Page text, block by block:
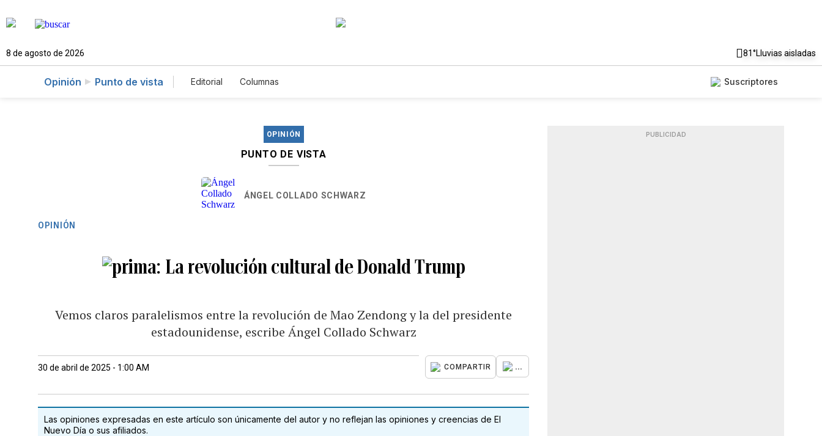
8 de agosto de 2026 81°Lluvias aisladas
Opinión Punto de vista Editorial Columnas Suscriptores
OPINIÓN
PUNTO DE VISTA
ÁNGEL COLLADO SCHWARZ
OPINIÓN
La revolución cultural de Donald Trump
Vemos claros paralelismos entre la revolución de Mao Zendong y la del presidente
estadounidense, escribe Ángel Collado Schwarz
30 de abril de 2025 - 1:00 AM COMPARTIR ...
Las opiniones expresadas en este artículo son únicamente del autor y no reflejan las opiniones y creencias de El
Nuevo Día o sus afiliados.
PUBLICIDAD